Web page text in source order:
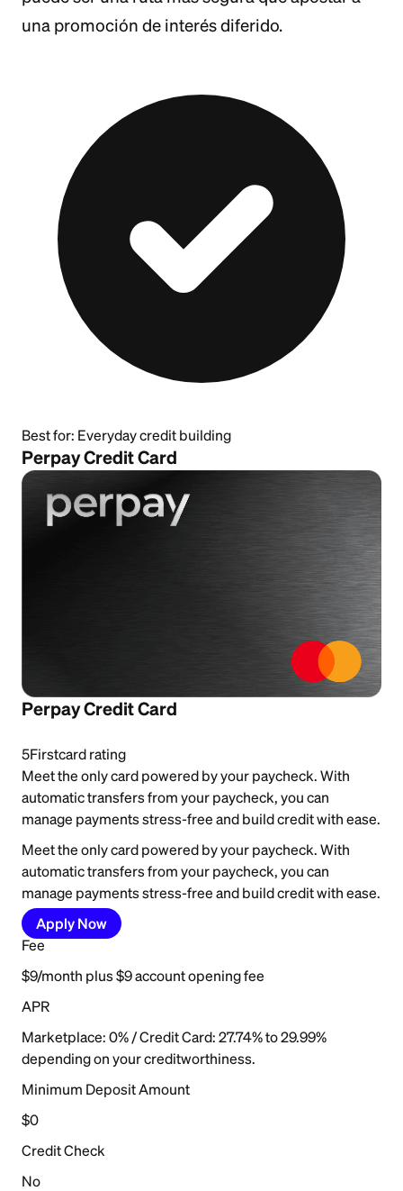
una promoción de interés diferido.
Best for: Everyday credit building
Perpay Credit Card
Perpay Credit Card
5Firstcard rating
Meet the only card powered by your paycheck. With
automatic transfers from your paycheck, you can
manage payments stress-free and build credit with ease.
Meet the only card powered by your paycheck. With
automatic transfers from your paycheck, you can
manage payments stress-free and build credit with ease.
Apply Now
Fee
$9/month plus $9 account opening fee
APR
Marketplace: 0% / Credit Card: 27.74% to 29.99%
depending on your creditworthiness.
Minimum Deposit Amount
$0
Credit Check
No